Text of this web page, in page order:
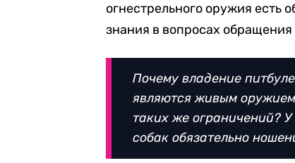
огнестрельного оружия есть
знания в вопросах
Почему владение
являются живым
таких же ограничений?
собак обязательно